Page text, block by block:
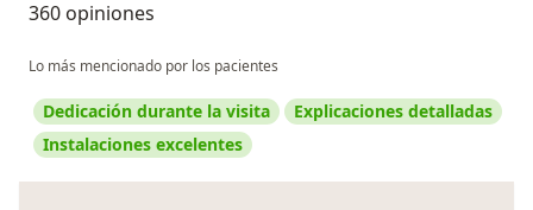
360 opiniones
Lo más mencionado por los pacientes
Dedicación durante la visita
Explicaciones detalladas
Instalaciones excelentes